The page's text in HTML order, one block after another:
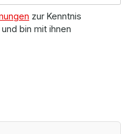
zur Kenntnis
bin mit ihnen